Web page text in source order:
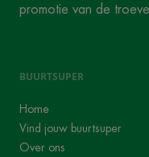
promotie van de
BUURTSUPER
Home
Vind jouw buurtsuper
Over ons